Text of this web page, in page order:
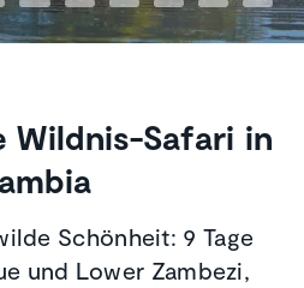
Wildnis-Safari in
Schönheit: 9 Tage
und Lower Zambezi,